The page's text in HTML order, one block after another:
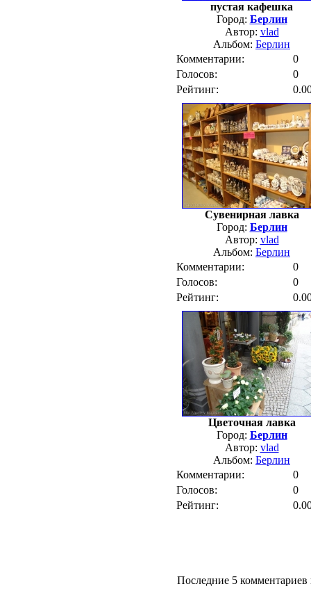
пустая кафешка
Город: Берлин
Автор: vlad
Альбом: Берлин
Комментарии:
0
Голосов:
0
Рейтинг:
Сувенирная лавка
Город: Берлин
Автор: vlad
Альбом: Берлин
Комментарии:
0
Голосов:
0
Рейтинг:
Цветочная лавка
Город: Берлин
Автор: vlad
Альбом: Берлин
Комментарии:
0
Голосов:
0
Рейтинг:
Последние 5 комментариев